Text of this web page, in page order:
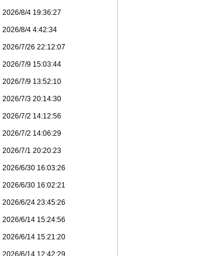
2026/8/4 19:36:27
2026/8/4 4:42:34
2026/7/26 22:12:07
2026/7/9 15:03:44
2026/7/9 13:52:10
2026/7/3 20:14:30
2026/7/2 14:12:56
2026/7/2 14:06:29
2026/7/1 20:20:23
2026/6/30 16:03:26
2026/6/30 16:02:21
2026/6/24 23:45:26
2026/6/14 15:24:56
2026/6/14 15:21:20
2026/6/14 12:42:29